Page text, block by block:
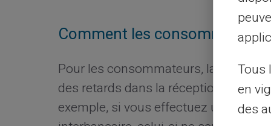
Comment les
Pour les consommateurs, la
des retards dans la réception de
exemple, si vous effectuez un
Tous
en
des